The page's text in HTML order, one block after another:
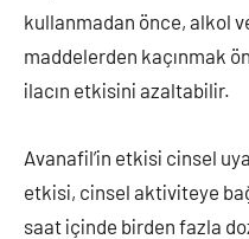
kullanmadan önce, alkol
maddelerden kaçınmak
ilacın etkisini azaltabilir.
Avanafil’in etkisi cinsel
etkisi, cinsel aktiviteye
saat içinde birden fazla